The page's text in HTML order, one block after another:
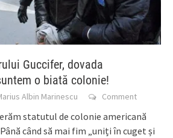
Guccifer, dovada
o biată colonie!
Albin Marinescu Comment
statutul de colonie americană
când să mai fim „uniți în cuget și